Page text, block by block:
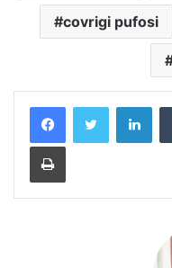
covrigi pufosi